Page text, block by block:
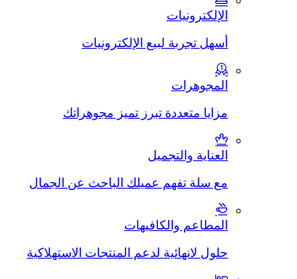
الإلكترونيات
أسهل تجربة لبيع الإلكترونيات
المجوهرات
مزايا متعددة تبرز تميز مجوهراتك
العناية والتجميل
مع سلة تفهم عميلك الباحث عن الجمال
المطاعم والكافيهات
حلول لانهائية لدعم المنتجات الاستهلاكية